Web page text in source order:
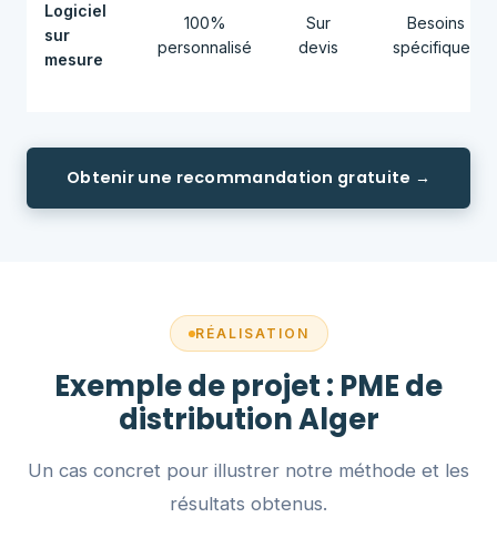
Logiciel
sur
mesure
100%
personnalisé
Sur
devis
Besoins
spécifiques
Obtenir une recommandation gratuite →
RÉALISATION
Exemple de projet : PME de
distribution Alger
Un cas concret pour illustrer notre méthode et les
résultats obtenus.